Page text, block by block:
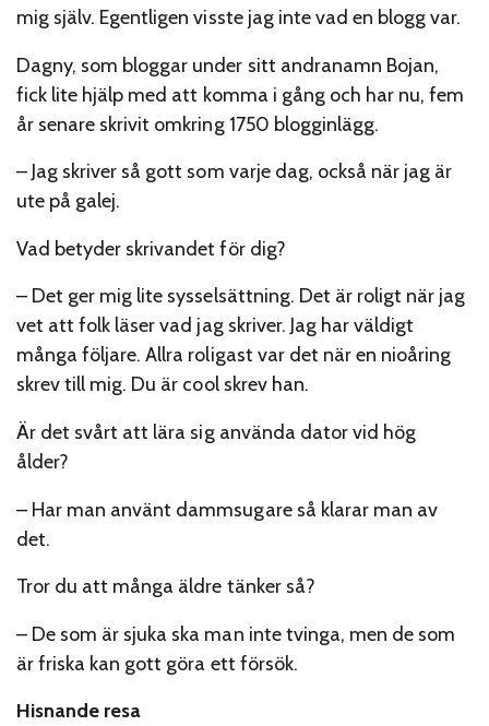
mig själv. Egentligen visste jag inte vad en blogg var.
Dagny, som bloggar under sitt andranamn Bojan,
fick lite hjälp med att komma i gång och har nu, fem
år senare skrivit omkring 1750 blogginlägg.
– Jag skriver så gott som varje dag, också när jag är
ute på galej.
Vad betyder skrivandet för dig?
– Det ger mig lite sysselsättning. Det är roligt när jag
vet att folk läser vad jag skriver. Jag har väldigt
många följare. Allra roligast var det när en nioåring
skrev till mig. Du är cool skrev han.
Är det svårt att lära sig använda dator vid hög
ålder?
– Har man använt dammsugare så klarar man av
det.
Tror du att många äldre tänker så?
– De som är sjuka ska man inte tvinga, men de som
är friska kan gott göra ett försök.
Hisnande resa